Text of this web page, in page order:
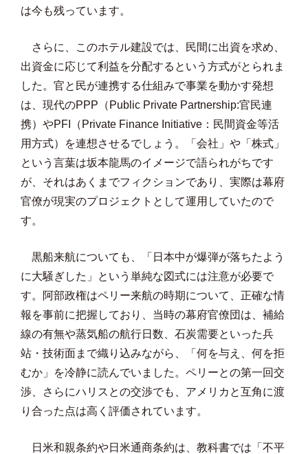
は今も残っています。
さらに、このホテル建設では、民間に出資を求め、
出資金に応じて利益を分配するという方式がとられま
した。官と民が連携する仕組みで事業を動かす発想
は、現代のPPP（Public Private Partnership:官民連
携）やPFI（Private Finance Initiative：民間資金等活
用方式）を連想させるでしょう。「会社」や「株式」
という言葉は坂本龍馬のイメージで語られがちです
が、それはあくまでフィクションであり、実際は幕府
官僚が現実のプロジェクトとして運用していたので
す。
黒船来航についても、「日本中が爆弾が落ちたよう
に大騒ぎした」という単純な図式には注意が必要で
す。阿部政権はペリー来航の時期について、正確な情
報を事前に把握しており、当時の幕府官僚団は、補給
線の有無や蒸気船の航行日数、石炭需要といった兵
站・技術面まで織り込みながら、「何を与え、何を拒
むか」を冷静に読んでいました。ペリーとの第一回交
渉、さらにハリスとの交渉でも、アメリカと互角に渡
り合った点は高く評価されています。
日米和親条約や日米通商条約は、教科書では「不平